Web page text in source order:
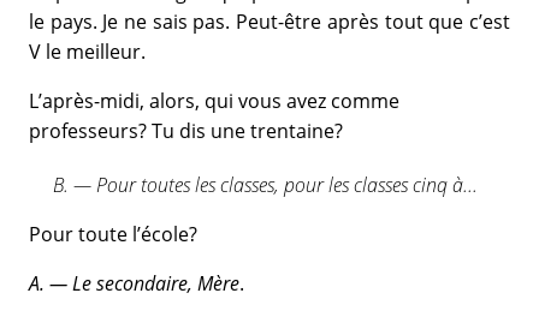
le pays. Je ne sais pas. Peut-être après tout que c’est
V le meilleur.
L’après-midi, alors, qui vous avez comme
professeurs? Tu dis une trentaine?
B. — Pour toutes les classes, pour les classes cinq à...
Pour toute l’école?
A. — Le secondaire, Mère.